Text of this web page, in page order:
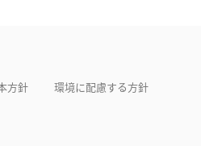
方針 環境に配慮する方針